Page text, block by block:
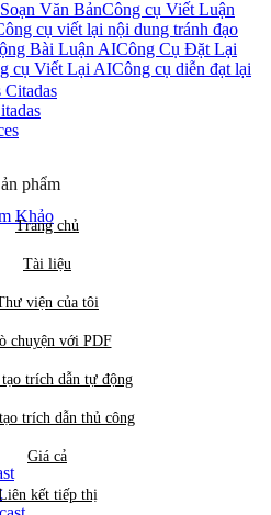
Citadas
Khảo
Văn BảnCông cụ Viết Luận
cụ viết lại nội dung tránh đạo
Bài Luận AICông Cụ Đặt Lại
cụ Viết Lại AICông cụ diễn đạt lại
phẩm
Trang chủ
Tài liệu
viện của tôi
chuyện với PDF
trích dẫn tự động
trích dẫn thủ công
Giá cả
kết tiếp thị